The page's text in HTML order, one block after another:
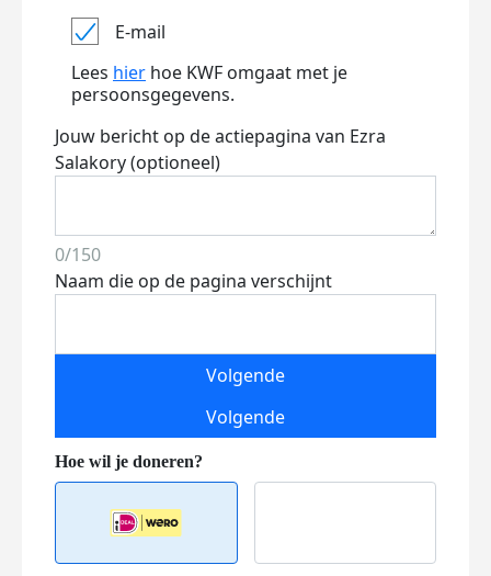
E-mail
Lees hier hoe KWF omgaat met je
persoonsgegevens.
Jouw bericht op de actiepagina van Ezra
Salakory (optioneel)
0/150
Naam die op de pagina verschijnt
Volgende
Volgende